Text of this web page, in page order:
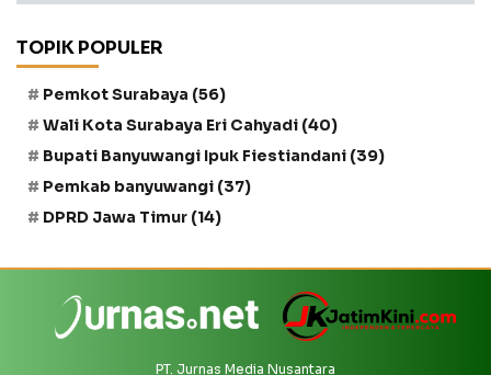
TOPIK POPULER
Pemkot Surabaya (56)
Wali Kota Surabaya Eri Cahyadi (40)
Bupati Banyuwangi Ipuk Fiestiandani (39)
Pemkab banyuwangi (37)
DPRD Jawa Timur (14)
PT. Jurnas Media Nusantara